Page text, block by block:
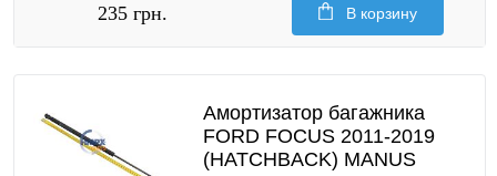
235 грн. В корзину
Амортизатор багажника
FORD FOCUS 2011-2019
(HATCHBACK) MANUS